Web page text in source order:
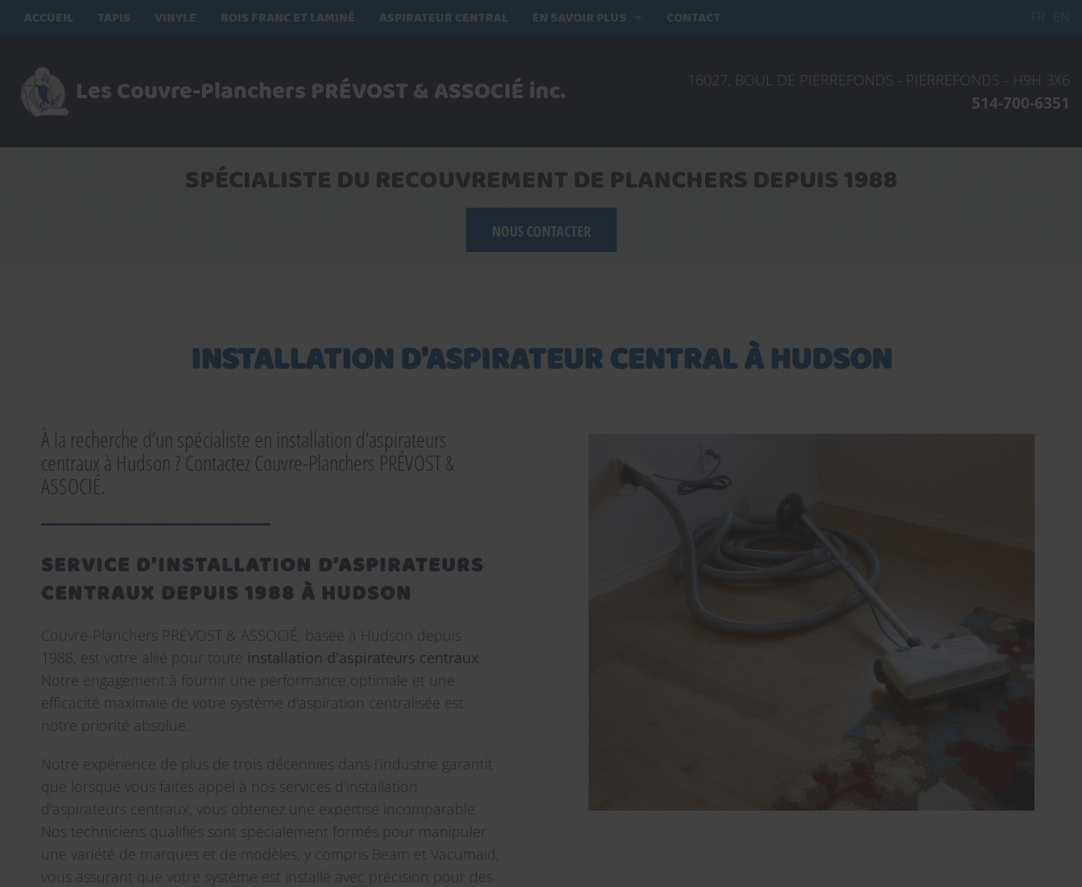
ACCUEIL TAPIS VINYLE BOIS FRANC ET LAMINÉ ASPIRATEUR CENTRAL EN SAVOIR PLUS CONTACT
Les Couvre-PlanchersPRÉVOST & ASSOCIÉ inc. 16027, BOUL DE PIERREFONDS - PIERREFONDS - H9H 3X6
514-700-6351
SPÉCIALISTE DU RECOUVREMENT DE PLANCHERS DEPUIS 1988
NOUS CONTACTER
INSTALLATION D'ASPIRATEUR CENTRAL À HUDSON
À la recherche d’un spécialiste en installation d’aspirateurs
centraux à Hudson ? Contactez Couvre-Planchers PRÉVOST &
ASSOCIÉ.
SERVICE D’INSTALLATION D’ASPIRATEURS
CENTRAUX DEPUIS 1988 À HUDSON
Couvre-Planchers PRÉVOST & ASSOCIÉ, basée à Hudson depuis
1988, est votre allié pour toute installation d'aspirateurs centraux
Notre engagement à fournir une performance optimale et une
efficacité maximale de votre système d'aspiration centralisée est
notre priorité absolue.
Notre expérience de plus de trois décennies dans l'industrie garantit
que lorsque vous faites appel à nos services d'installation
d'aspirateurs centraux, vous obtenez une expertise incomparable.
Nos techniciens qualifiés sont spécialement formés pour manipuler
une variété de marques et de modèles, y compris Beam et Vacumaid,
vous assurant que votre système est installé avec précision pour des